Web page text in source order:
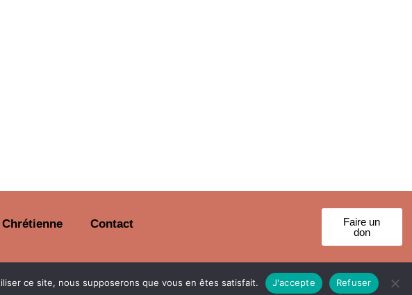
Chrétienne Contact
Faire un
don
ce site, nous supposerons que vous en êtes satisfait. J'accepte Refuser